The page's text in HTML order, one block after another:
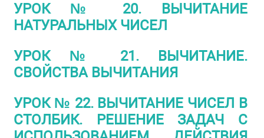
УРОК № 20. ВЫЧИТАНИЕ
НАТУРАЛЬНЫХ ЧИСЕЛ
УРОК № 21. ВЫЧИТАНИЕ.
СВОЙСТВА ВЫЧИТАНИЯ
УРОК № 22. ВЫЧИТАНИЕ ЧИСЕЛ В
СТОЛБИК. РЕШЕНИЕ ЗАДАЧ С